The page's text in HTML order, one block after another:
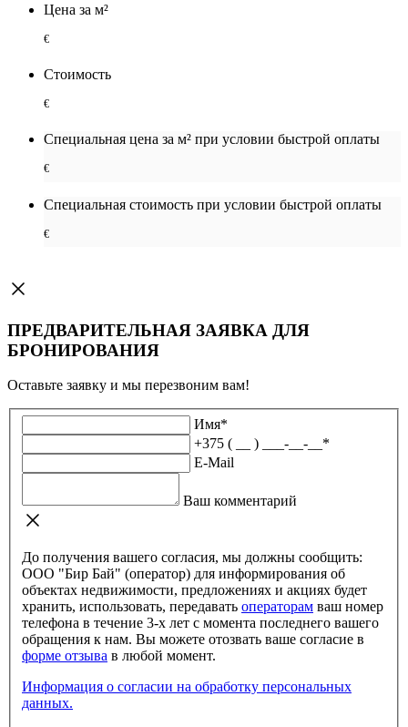
Цена за м²
€
Стоимость
€
Специальная цена за м² при условии быстрой оплаты
€
Специальная cтоимость при условии быстрой оплаты
€
ПРЕДВАРИТЕЛЬНАЯ ЗАЯВКА ДЛЯ
БРОНИРОВАНИЯ
Оставьте заявку и мы перезвоним вам!
Имя*
+375 ( __ ) ___-__-__ *
E-Mail
Ваш комментарий
До получения вашего согласия, мы должны сообщить:
ООО "Бир Бай" (оператор) для информирования об
объектах недвижимости, предложениях и акциях будет
хранить, использовать, передавать операторам
телефона в течение 3-х лет с момента последнего вашего
обращения к нам. Вы можете отозвать ваше согласие в
форме отзыва
в любой момент.
Информация о согласии на обработку персональных
данных.